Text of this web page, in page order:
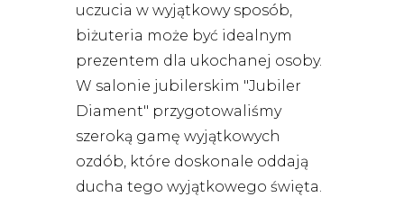
uczucia w wyjątkowy sposób,
biżuteria może być idealnym
prezentem dla ukochanej osoby.
W salonie jubilerskim "Jubiler
Diament" przygotowaliśmy
szeroką gamę wyjątkowych
ozdób, które doskonale oddają
ducha tego wyjątkowego święta.